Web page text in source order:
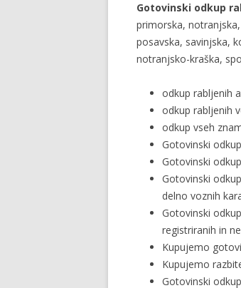
Gotovinski odkup
primorska,
posavska, savinjska,
notranjsko-kraška,
odkup rabljenih
odkup rabljenih
odkup vseh
Gotovinski
Gotovinski
Gotovinski
delno voznih
Gotovinski
registriranih in
Kupujemo
Kupujemo
Gotovinski